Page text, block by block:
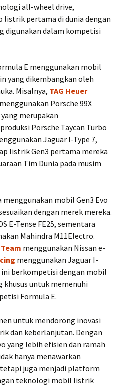
all-wheel drive,
listrik pertama di dunia dengan
digunakan dalam kompetisi
E menggunakan mobil
yang dikembangkan oleh
Misalnya, TAG Heuer
menggunakan Porsche 99X
merupakan
Porsche Taycan Turbo
Jaguar I-Type 7,
listrik Gen3 pertama mereka
Tim Dunia pada musim
mobil Gen3 Evo
dengan merek mereka.
E-Tense FE25, sementara
Mahindra M11Electro.
menggunakan Nissan e-
menggunakan Jaguar I-
berkompetisi dengan mobil
khusus untuk memenuhi
Formula E.
untuk mendorong inovasi
dan keberlanjutan. Dengan
yang lebih efisien dan ramah
hanya menawarkan
juga menjadi platform
teknologi mobil listrik